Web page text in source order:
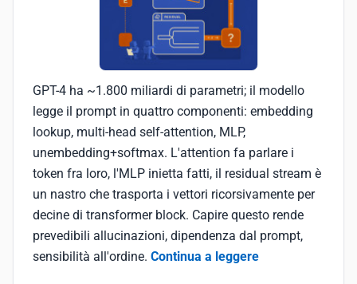
GPT-4 ha ~1.800 miliardi di parametri; il modello
legge il prompt in quattro componenti: embedding
lookup, multi-head self-attention, MLP,
unembedding+softmax. L'attention fa parlare i
token fra loro, l'MLP inietta fatti, il residual stream è
un nastro che trasporta i vettori ricorsivamente per
decine di transformer block. Capire questo rende
prevedibili allucinazioni, dipendenza dal prompt,
sensibilità all'ordine. Continua a leggere